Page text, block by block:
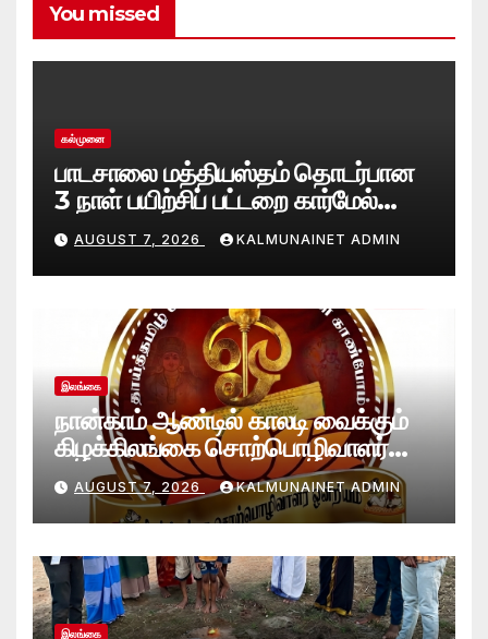
You missed
கல்முனை
பாடசாலை மத்தியஸ்தம் தொடர்பான
3 நாள் பயிற்சிப் பட்டறை கார்மேல்
பற்றிமாவில் நிறைவு!முரண்பாடுகளைத்
தீர்க்கும் முறைகள் குறித்துத்
தெளிவூட்டல்
AUGUST 7, 2026 KALMUNAINET ADMIN
இலங்கை
நான்காம் ஆண்டில் காலடி வைக்கும்
கிழக்கிலங்கை சொற்பொழிவாளர்
ஒன்றியத்துக்கு கல்முனை நெற்றின்
வாழ்த்துக்கள்!
AUGUST 7, 2026 KALMUNAINET ADMIN
இலங்கை